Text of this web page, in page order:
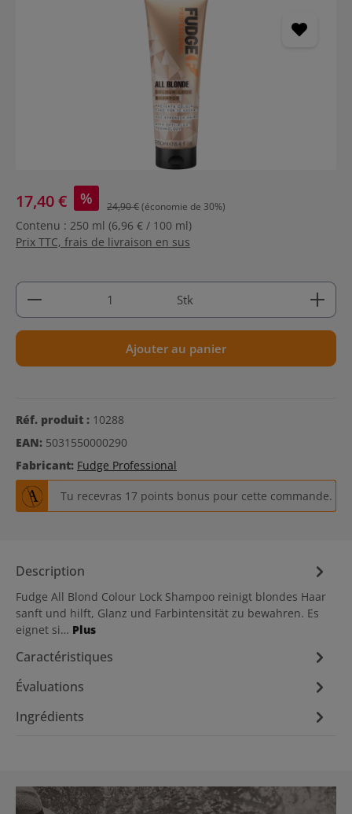
17,40 € % 24,90 €(économie de 30%)
Contenu : 250 ml (6,96 € / 100 ml)
Prix TTC, frais de livraison en sus
Quantité de produit : Entrez la quantité
Stk
Ajouter au panier
Réf. produit : 10288
EAN: 5031550000290
Fabricant: Fudge Professional
Tu recevras 17 points bonus pour cette commande.
Description
Fudge All Blond Colour Lock Shampoo reinigt blondes Haar
sanft und hilft, Glanz und Farbintensität zu bewahren. Es
eignet si… Plus
Caractéristiques
Évaluations
Ingrédients